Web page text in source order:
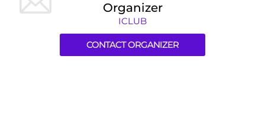
Organizer
ICLUB
CONTACT ORGANIZER